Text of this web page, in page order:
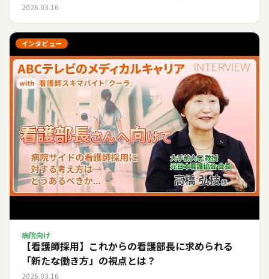
2026.03.16
インタビュー
病院向け
【看護師採用】これからの看護部長に求められる
「新たな働き方」の視点とは？
2026.03.16